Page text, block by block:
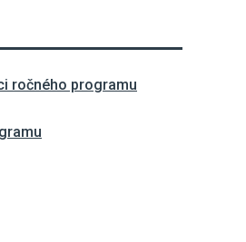
ročného programu